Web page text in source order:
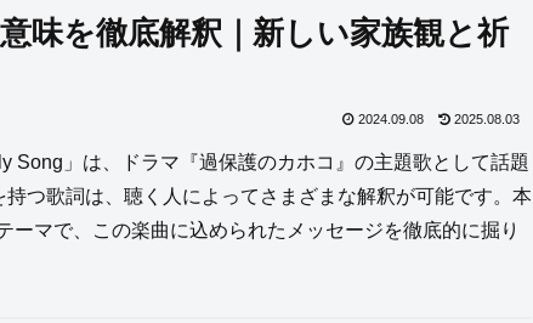
味を徹底解釈｜新しい家族観と祈
2024.09.08 2025.08.03
Song」は、ドラマ『過保護のカホコ』の主題歌として話題
つ歌詞は、聴く人によってさまざまな解釈が可能です。本
マで、この楽曲に込められたメッセージを徹底的に掘り